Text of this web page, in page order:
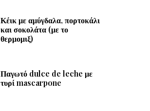
Κέικ με αμύγδαλα, πορτοκάλι
και σοκολάτα (με το
θερμομιξ)
Παγωτό dulce de leche με
τυρί mascarpone